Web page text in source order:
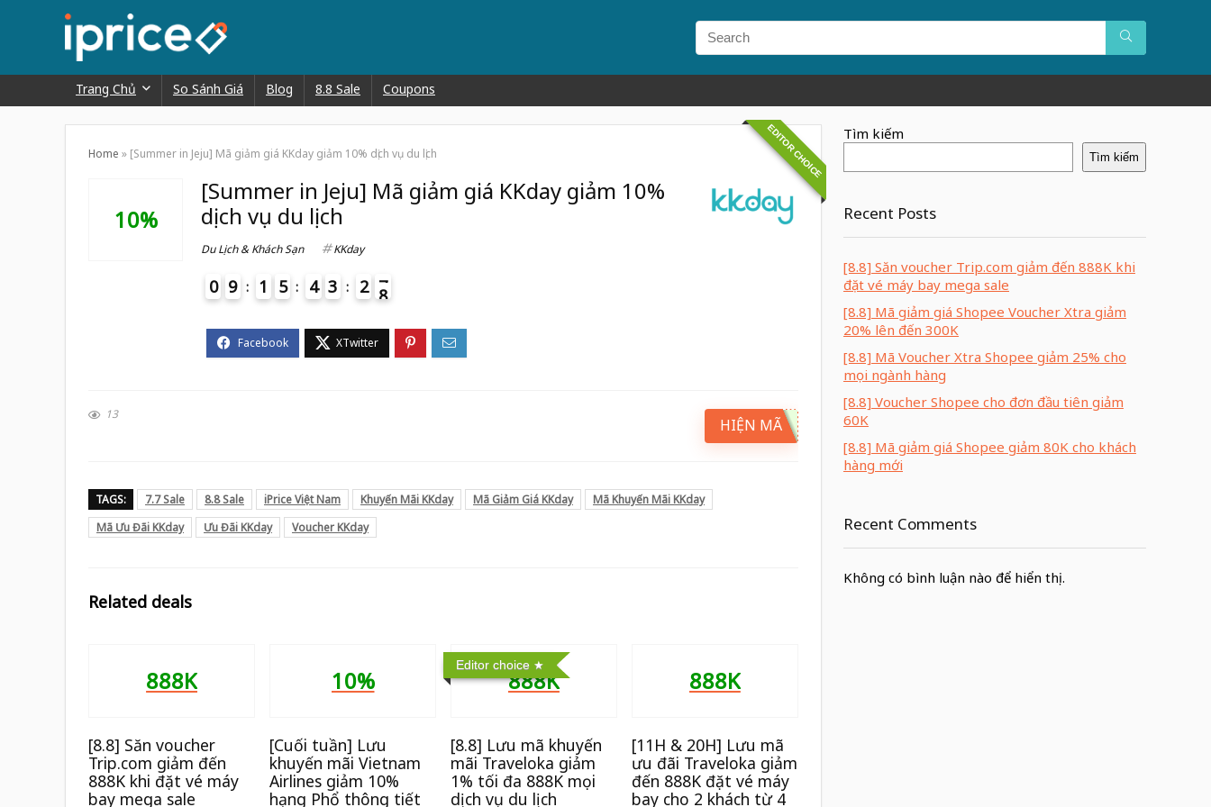
Trang Chủ So Sánh Giá Blog 8.8 Sale Coupons
Home » [Summer in Jeju] Mã giảm giá KKday giảm 10% dịch vụ du lịch EDITOR CHOICE
10%
[Summer in Jeju] Mã giảm giá KKday giảm 10%
dịch vụ du lịch
Du Lịch & Khách Sạn KKday
0 9 1 5 4 3 2 7
8
13
HIỆN MÃ
TAGS: 7.7 Sale 8.8 Sale iPrice Việt Nam Khuyến Mãi KKday Mã Giảm Giá KKday
Mã Khuyến Mãi KKday
Mã Ưu Đãi KKday
Ưu Đãi KKday Voucher KKday
Related deals
888K
[8.8] Săn voucher
Trip.com giảm đến
888K khi đặt vé máy
bay mega sale
10%
[Cuối tuần] Lưu
khuyến mãi Vietnam
Airlines giảm 10%
hạng Phổ thông tiết
Editor choice
888K
[8.8] Lưu mã khuyến
mãi Traveloka giảm
1% tối đa 888K mọi
dịch vụ du lịch
888K
[11H & 20H] Lưu mã
ưu đãi Traveloka giảm
đến 888K đặt vé máy
bay cho 2 khách từ 4
Tìm kiếm
Tìm kiếm
Recent Posts
[8.8] Săn voucher Trip.com giảm đến 888K khi
đặt vé máy bay mega sale
[8.8] Mã giảm giá Shopee Voucher Xtra giảm
20% lên đến 300K
[8.8] Mã Voucher Xtra Shopee giảm 25% cho
mọi ngành hàng
[8.8] Voucher Shopee cho đơn đầu tiên giảm
60K
[8.8] Mã giảm giá Shopee giảm 80K cho khách
hàng mới
Recent Comments
Không có bình luận nào để hiển thị.